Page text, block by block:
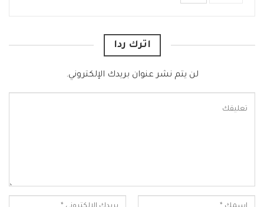
اترك ردا
لن يتم نشر عنوان بريدك الإلكتروني.